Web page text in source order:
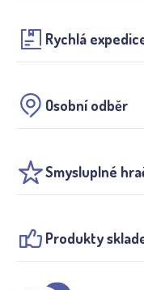
Rychlá
Osobní odběr
Smysluplné
Produkty